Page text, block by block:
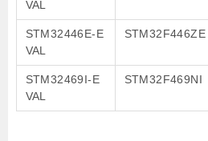
VAL
STM32446E-E
VAL
STM32F446ZE
STM32469I-E
VAL
STM32F469NI